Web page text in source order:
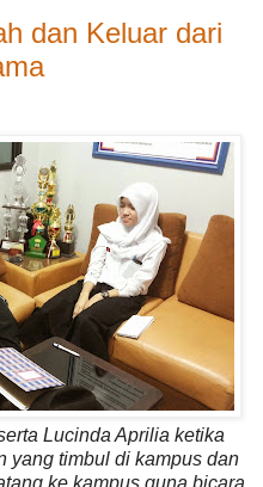
dan Keluar dari
Lucinda Aprilia ketika
yang timbul di kampus dan